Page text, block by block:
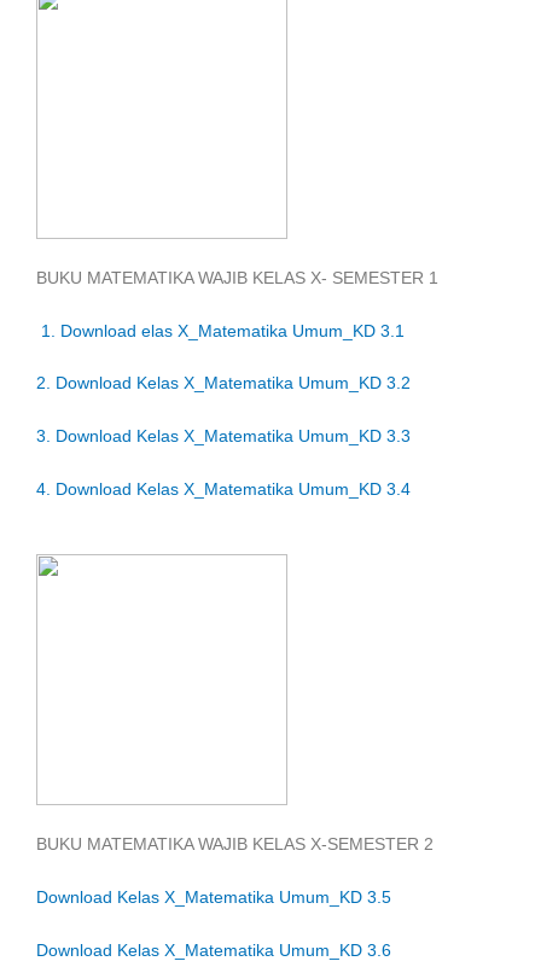
BUKU MATEMATIKA WAJIB KELAS X- SEMESTER 1
1. Download elas X_Matematika Umum_KD 3.1
2. Download Kelas X_Matematika Umum_KD 3.2
3. Download Kelas X_Matematika Umum_KD 3.3
4. Download Kelas X_Matematika Umum_KD 3.4
BUKU MATEMATIKA WAJIB KELAS X-SEMESTER 2
Download Kelas X_Matematika Umum_KD 3.5
Download Kelas X_Matematika Umum_KD 3.6